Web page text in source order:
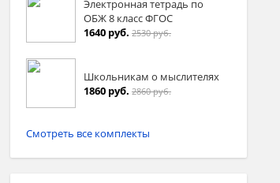
Электронная тетрадь по
ОБЖ 8 класс ФГОС
1640 руб. 2530 руб.
Школьникам о мыслителях
1860 руб. 2860 руб.
Смотреть все комплекты